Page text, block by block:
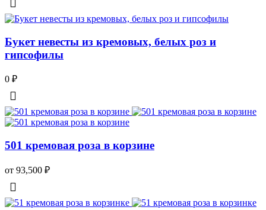
Букет невесты из кремовых, белых роз и
гипсофилы
0 ₽
501 кремовая роза в корзине
от 93,500 ₽